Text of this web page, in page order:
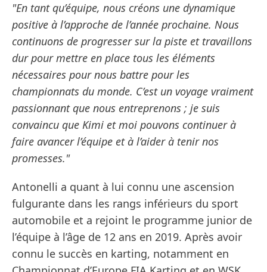
"En tant qu’équipe, nous créons une dynamique
positive à l’approche de l’année prochaine. Nous
continuons de progresser sur la piste et travaillons
dur pour mettre en place tous les éléments
nécessaires pour nous battre pour les
championnats du monde. C’est un voyage vraiment
passionnant que nous entreprenons ; je suis
convaincu que Kimi et moi pouvons continuer à
faire avancer l’équipe et à l’aider à tenir nos
promesses."
Antonelli a quant à lui connu une ascension
fulgurante dans les rangs inférieurs du sport
automobile et a rejoint le programme junior de
l’équipe à l’âge de 12 ans en 2019. Après avoir
connu le succès en karting, notamment en